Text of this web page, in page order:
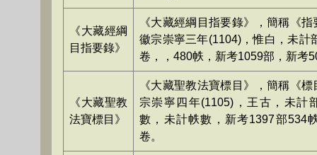
《大藏經綱
目指要錄》
《大藏經綱目指要錄》，簡稱《
徽宗崇寧三年(1104)，惟白，未計
卷，，480帙，新考1059部，新考
《大藏聖教
法寶標目》
《大藏聖教法寶標目》，簡稱《
宗崇寧四年(1105)，王古，未計
數，未計帙數，新考1397部534
卷。